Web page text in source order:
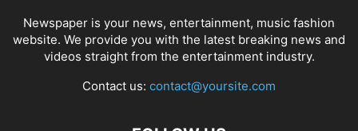
Newspaper is your news, entertainment, music fashion
website. We provide you with the latest breaking news and
videos straight from the entertainment industry.
Contact us: contact@yoursite.com